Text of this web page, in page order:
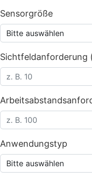
Sensorgröße
Sichtfeldanforderung
Anwendungstyp